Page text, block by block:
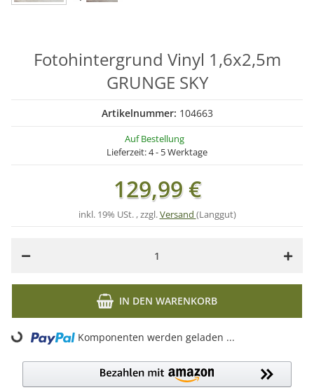
Fotohintergrund Vinyl 1,6x2,5m
GRUNGE SKY
Artikelnummer: 104663
Auf Bestellung
Lieferzeit:4 - 5 Werktage
129,99 €
inkl. 19% USt. , zzgl.Versand (Langgut)
IN DEN WARENKORB
Komponenten werden geladen ...